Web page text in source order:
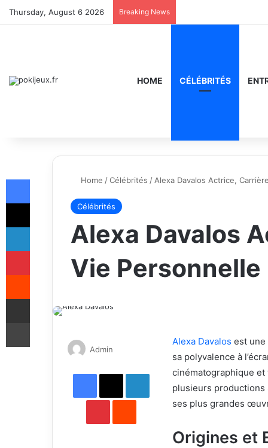
Thursday, August 6 2026 Breaking News
HOME CÉLÉBRITÉS
Home /Célébrités / Alexa Davalos Actrice,
Célébrités
Alexa Davalos
Vie Personnelle
Alexa Davalos est une
sa polyvalence à
cinématographique
plusieurs productions
ses plus grandes
Origines et
Admin
email
Facebook
X LinkedIn
PinterestReddit
Facebook
X
LinkedIn
Pinterest
Reddit
Share via Email